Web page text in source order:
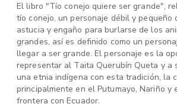
El libro "Tío conejo quiere ser grande",
tío conejo, un personaje débil y pequeño
astucia y engaño para burlarse de los
grandes, así es definido como un
llegar a ser grande. El personaje es la
representar al Taita Querubín Queta y a
una etnia indígena con esta tradición, la
principalmente en el Putumayo, Nariño y
frontera con Ecuador.